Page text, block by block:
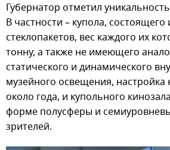
Губернатор отметил
В частности – купола, состоящего
стеклопакетов, вес каждого их
тонну, а также не имеющего
статического и динамического
музейного освещения, настройка
около года, и купольного
форме полусферы и
зрителей.